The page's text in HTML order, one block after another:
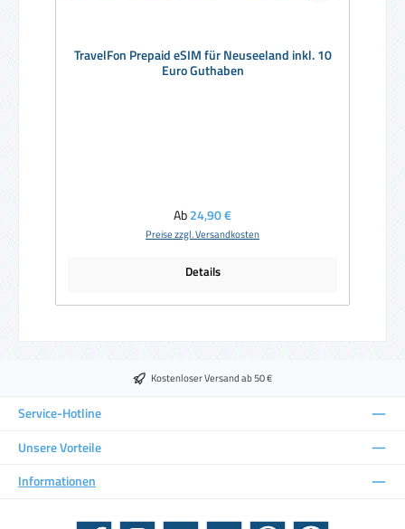
TravelFon Prepaid eSIM für Neuseeland inkl. 10
Euro Guthaben
Regulärer Preis:
Ab24,90 €
Preise zzgl. Versandkosten
Details
Kostenloser Versand ab 50 €
Service-Hotline
Unsere Vorteile
Informationen